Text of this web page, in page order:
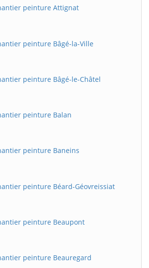
peinture Attignat
peinture Bâgé-la-Ville
peinture Bâgé-le-Châtel
peinture Balan
peinture Baneins
peinture Béard-Géovreissiat
peinture Beaupont
peinture Beauregard